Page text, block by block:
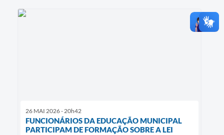
26 MAI 2026 - 20h42
FUNCIONÁRIOS DA EDUCAÇÃO MUNICIPAL
PARTICIPAM DE FORMAÇÃO SOBRE A LEI